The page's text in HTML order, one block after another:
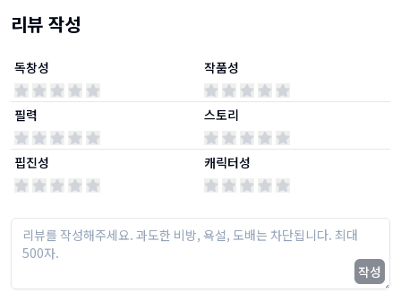
리뷰 작성
독창성
필력
핍진성
작품성
스토리
캐릭터성
작성